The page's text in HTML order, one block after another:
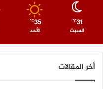
31
℃
السبت
35
℃
الأحد
أخر المقالات